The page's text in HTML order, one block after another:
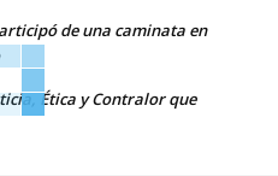
de una caminata en
Ética y Contralor que